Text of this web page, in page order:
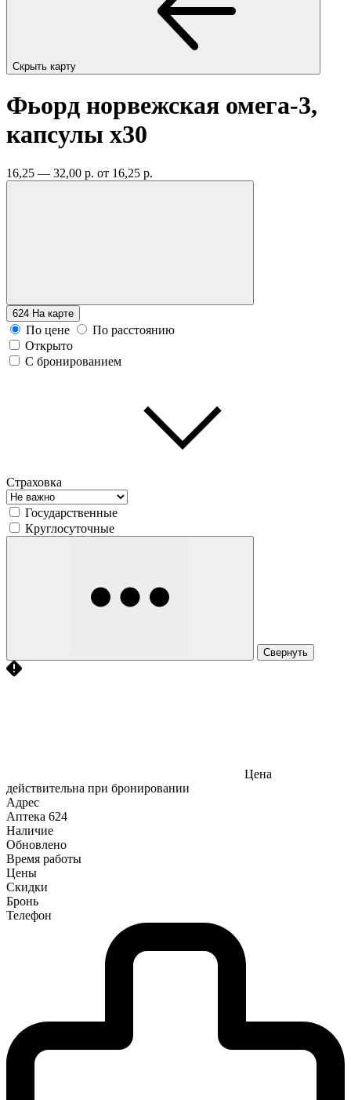
Скрыть карту
Фьорд норвежская омега-3,
капсулы x30
16,25 — 32,00 р. от 16,25 р.
624 На карте
По цене
По расстоянию
Открыто
С бронированием
Страховка
Государственные
Круглосуточные
Свернуть
Цена
действительна при бронировании
Адрес
Аптека 624
Наличие
Обновлено
Время работы
Цены
Скидки
Бронь
Телефон